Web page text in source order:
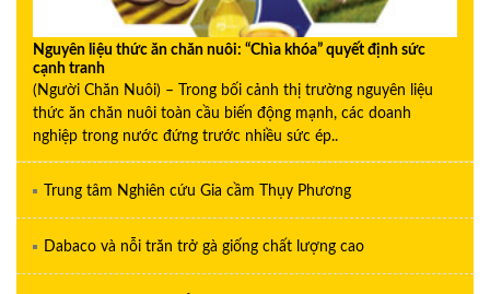
Nguyên liệu thức ăn chăn nuôi: “Chìa khóa” quyết định sức
cạnh tranh
(Người Chăn Nuôi) – Trong bối cảnh thị trường nguyên liệu
thức ăn chăn nuôi toàn cầu biến động mạnh, các doanh
nghiệp trong nước đứng trước nhiều sức ép..
Trung tâm Nghiên cứu Gia cầm Thụy Phương
Dabaco và nỗi trăn trở gà giống chất lượng cao